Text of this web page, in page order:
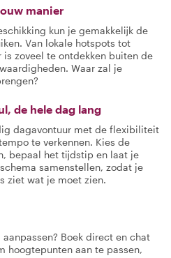
manier
kun je gemakkelijk de
Van lokale hotspots tot
is zoveel te ontdekken buiten de
Waar zal je
de hele dag lang
dagavontuur met de flexibiliteit
te verkennen. Kies de
bepaal het tijdstip en laat je
samenstellen, zodat je
ziet wat je moet zien.
Boek direct en chat
hoogtepunten aan te passen,